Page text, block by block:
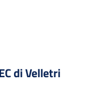
di Velletri